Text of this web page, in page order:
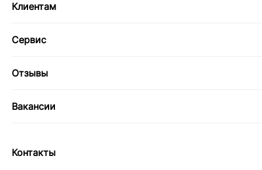
Клиентам
Сервис
Отзывы
Вакансии
Контакты